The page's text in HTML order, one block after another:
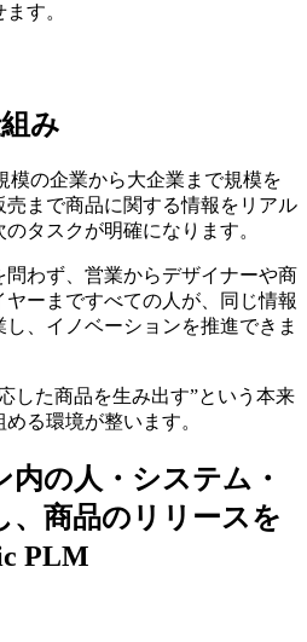
す。
み
模の企業から大企業まで規模を
まで商品に関する情報をリアル
タスクが明確になります。
わず、営業からデザイナーや商
ーまですべての人が、同じ情報
、イノベーションを推進できま
した商品を生み出す”という本来
る環境が整います。
内の人・システム・
商品の リリースを
PLM